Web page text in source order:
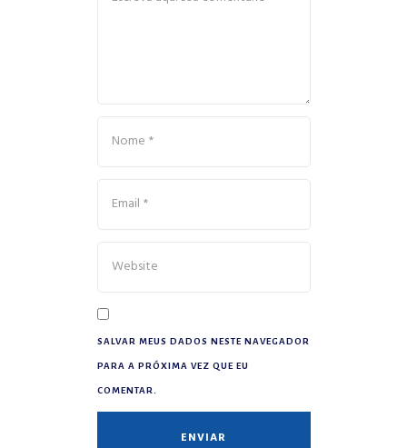
SALVAR MEUS DADOS NESTE NAVEGADOR
PARA A PRÓXIMA VEZ QUE EU
COMENTAR.